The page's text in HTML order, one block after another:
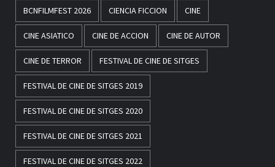
BCNFILMFEST 2026 CIENCIA FICCION CINE
CINE ASIATICO CINE DE ACCION CINE DE AUTOR
CINE DE TERROR FESTIVAL DE CINE DE SITGES
FESTIVAL DE CINE DE SITGES 2019
FESTIVAL DE CINE DE SITGES 2020
FESTIVAL DE CINE DE SITGES 2021
FESTIVAL DE CINE DE SITGES 2022